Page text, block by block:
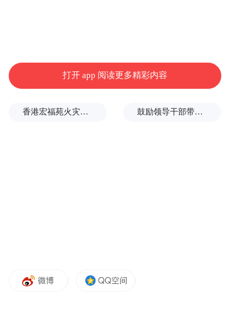
以下为获评情况介绍：
能力获得了众多海内外用户一致好评。截至
打开 app 阅读更多精彩内容
香港宏福苑火灾跨部门调查最终报告：大火或由烟头引起 鼓励领导干部带头休假之后又撤回文件，到底什么意思嘛？